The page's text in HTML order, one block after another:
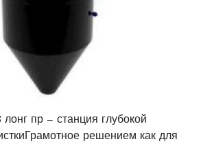
лонг пр – станция глубокой
решением как для